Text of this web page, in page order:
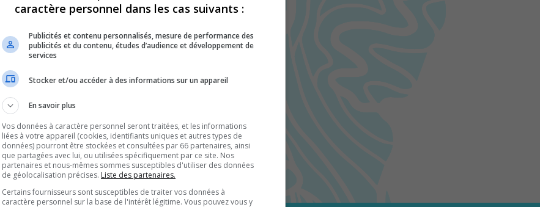
caractère personnel dans les cas suivants :
Publicités et contenu personnalisés, mesure de performance des
publicités et du contenu, études d’audience et développement de
services
Stocker et/ou accéder à des informations sur un appareil
En savoir plus
Vos données à caractère personnel seront traitées, et les informations
liées à votre appareil (cookies, identifiants uniques et autres types de
données) pourront être stockées et consultées par 66 partenaires, ainsi
que partagées avec lui, ou utilisées spécifiquement par ce site. Nos
partenaires et nous-mêmes sommes susceptibles d'utiliser des données
de géolocalisation précises. Liste des partenaires.
Certains fournisseurs sont susceptibles de traiter vos données à
caractère personnel sur la base de l'intérêt légitime. Vous pouvez vous y